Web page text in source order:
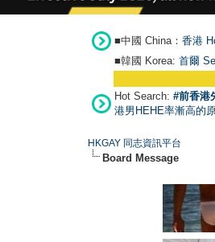
■中國 China： 香港
■韓國 Korea: 首爾
Hot Search: #前香港
港男HEHE率漸高的
HKGAY 同志資訊平台
Board Message